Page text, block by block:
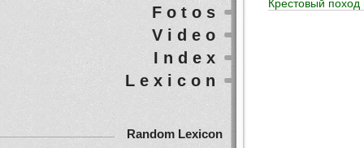
Крестовый
Fotos
Video
Index
Lexicon
Random Lexicon